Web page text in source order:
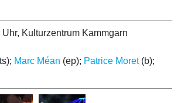
Kulturzentrum Kammgarn
Marc Méan (ep); Patrice Moret(b);